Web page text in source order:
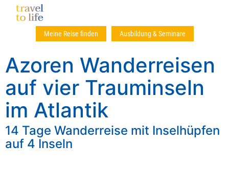
Meine Reise finden Ausbildung & Seminare
Azoren Wanderreisen
auf vier Trauminseln
im Atlantik
14 Tage Wanderreise mit Inselhüpfen
auf 4 Inseln